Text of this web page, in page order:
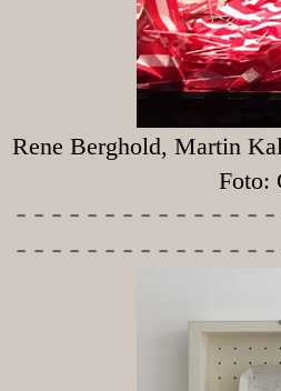
Rene Berghold, Martin
Foto:
-----------